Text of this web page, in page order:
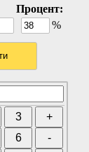
Процент:
%